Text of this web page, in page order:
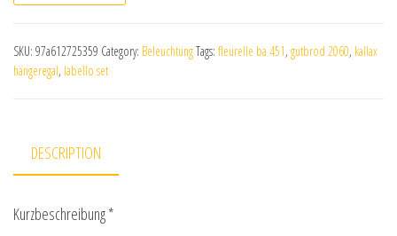
SKU: 97a612725359 Category: BeleuchtungTags: fleurelle ba 451, gutbrod 2060, kallax
hängeregal, labello set
DESCRIPTION
Kurzbeschreibung *